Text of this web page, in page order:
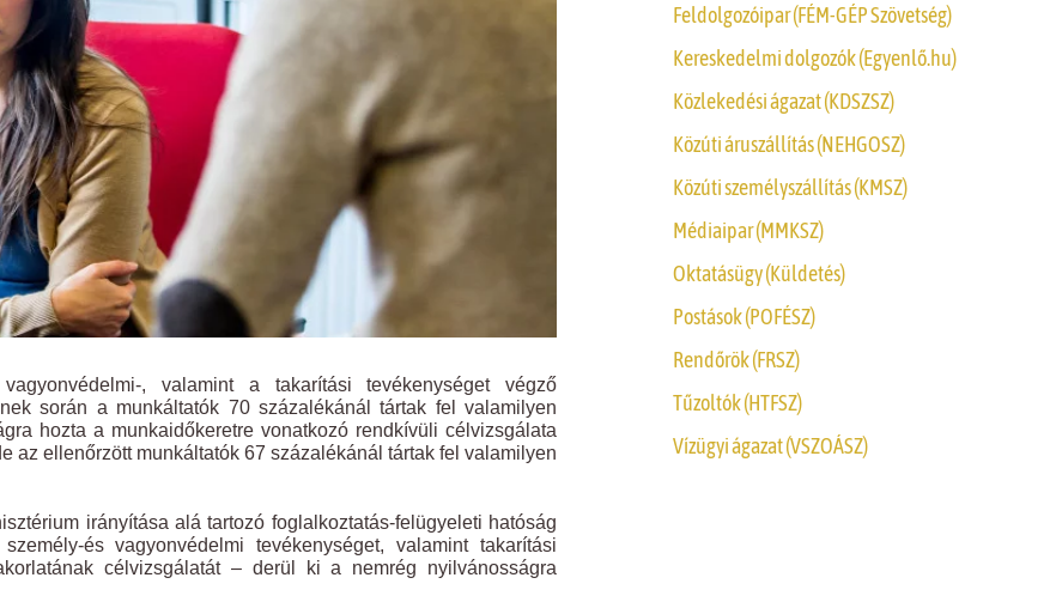
, valamint a takarítási tevékenységet végző
során a munkáltatók 70 százalékánál tártak fel valamilyen
hozta a munkaidőkeretre vonatkozó rendkívüli célvizsgálata
az ellenőrzött munkáltatók 67 százalékánál tártak fel valamilyen
irányítása alá tartozó foglalkoztatás-felügyeleti hatóság
és vagyonvédelmi tevékenységet, valamint takarítási
célvizsgálatát – derül ki a nemrég nyilvánosságra
Feldolgozóipar (FÉM-GÉP Szövetség)
Kereskedelmi dolgozók (Egyenlő.hu)
Közlekedési ágazat (KDSZSZ)
Közúti áruszállítás (NEHGOSZ)
Közúti személyszállítás (KMSZ)
Médiaipar (MMKSZ)
Oktatásügy (Küldetés)
Postások (POFÉSZ)
Rendőrök (FRSZ)
Tűzoltók (HTFSZ)
Vízügyi ágazat (VSZOÁSZ)